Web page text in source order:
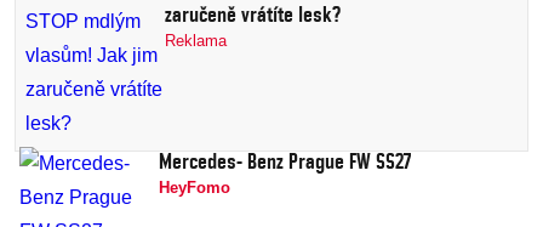
zaručeně vrátíte lesk?
Reklama
Mercedes- Benz Prague FW SS27
HeyFomo